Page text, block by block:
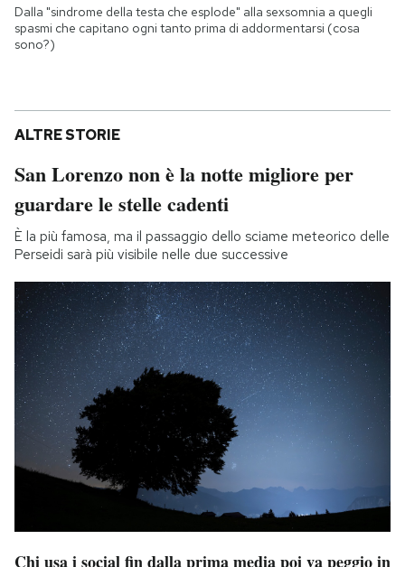
Dalla "sindrome della testa che esplode" alla sexsomnia a quegli
spasmi che capitano ogni tanto prima di addormentarsi (cosa
sono?)
ALTRE STORIE
San Lorenzo non è la notte migliore per
guardare le stelle cadenti
È la più famosa, ma il passaggio dello sciame meteorico delle
Perseidi sarà più visibile nelle due successive
Chi usa i social fin dalla prima media poi va peggio in